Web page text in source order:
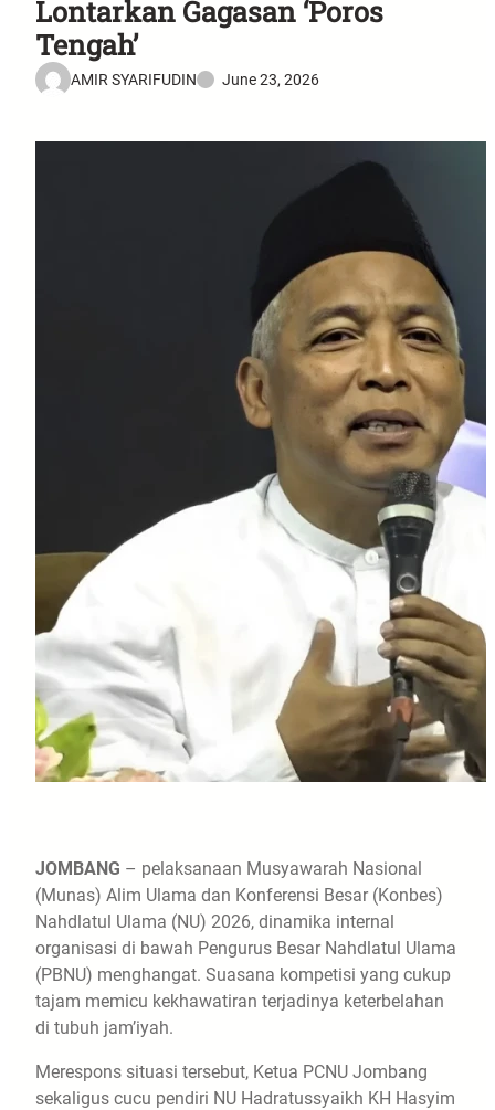
Lontarkan Gagasan ‘Poros
Tengah’
AMIR SYARIFUDIN June 23, 2026
JOMBANG – pelaksanaan Musyawarah Nasional
(Munas) Alim Ulama dan Konferensi Besar (Konbes)
Nahdlatul Ulama (NU) 2026, dinamika internal
organisasi di bawah Pengurus Besar Nahdlatul Ulama
(PBNU) menghangat. Suasana kompetisi yang cukup
tajam memicu kekhawatiran terjadinya keterbelahan
di tubuh jam’iyah.
​Merespons situasi tersebut, Ketua PCNU Jombang
sekaligus cucu pendiri NU Hadratussyaikh KH Hasyim